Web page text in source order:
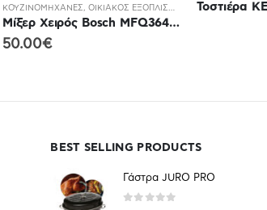
ΣΥΣΚΕΥΈΣ ΜΑΓΕΙΡΙΚΉΣ Τοστιέρα KENWOOD SDM401BK
BEST SELLING PRODUCTS
Γάστρα JURO PRO